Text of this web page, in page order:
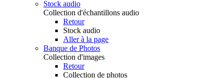
Stock audio
Collection d'échantillons audio
Retour
Stock audio
Aller à la page
Banque de Photos
Collection d'images
Retour
Collection de photos